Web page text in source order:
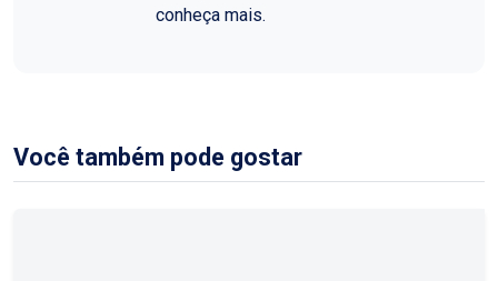
conheça mais.
Você também pode gostar